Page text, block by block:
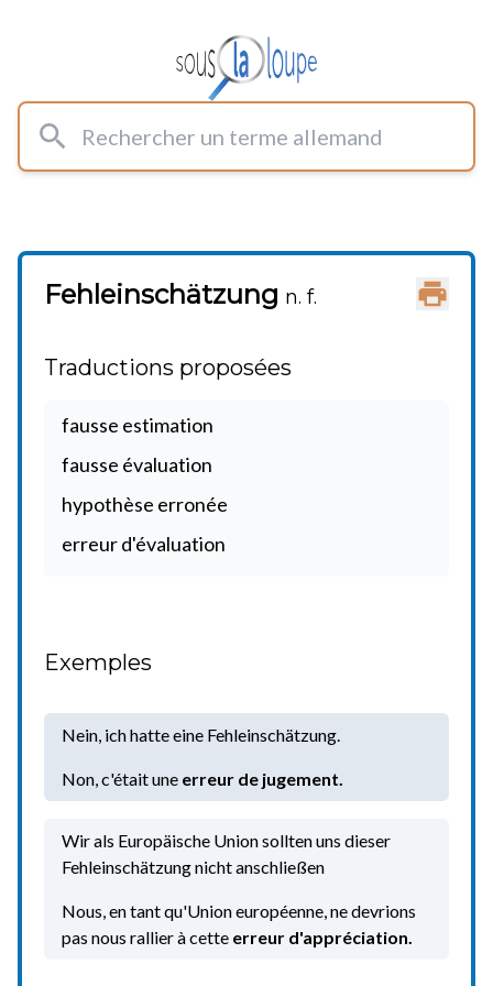
Rechercher un terme allemand
Fehleinschätzung n. f.
Traductions proposées
fausse estimation
fausse évaluation
hypothèse erronée
erreur d'évaluation
Exemples
Nein, ich hatte eine Fehleinschätzung.
Non, c'était une erreur de jugement.
Wir als Europäische Union sollten uns dieser
Fehleinschätzung nicht anschließen
Nous, en tant qu'Union européenne, ne devrions
pas nous rallier à cette erreur d'appréciation.